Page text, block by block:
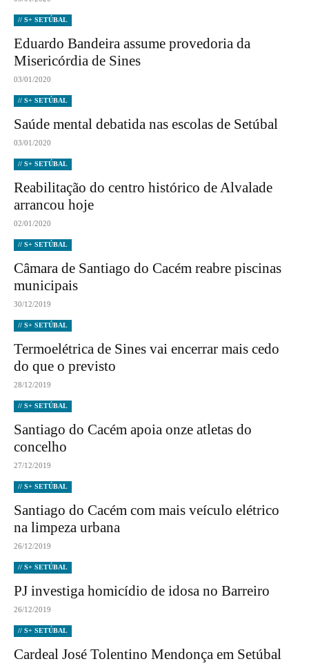
// S+ SETÚBAL
Eduardo Bandeira assume provedoria da
Misericórdia de Sines
03/01/2020
// S+ SETÚBAL
Saúde mental debatida nas escolas de Setúbal
03/01/2020
// S+ SETÚBAL
Reabilitação do centro histórico de Alvalade
arrancou hoje
02/01/2020
// S+ SETÚBAL
Câmara de Santiago do Cacém reabre piscinas
municipais
30/12/2019
// S+ SETÚBAL
Termoelétrica de Sines vai encerrar mais cedo
do que o previsto
28/12/2019
// S+ SETÚBAL
Santiago do Cacém apoia onze atletas do
concelho
27/12/2019
// S+ SETÚBAL
Santiago do Cacém com mais veículo elétrico
na limpeza urbana
26/12/2019
// S+ SETÚBAL
PJ investiga homicídio de idosa no Barreiro
26/12/2019
// S+ SETÚBAL
Cardeal José Tolentino Mendonça em Setúbal